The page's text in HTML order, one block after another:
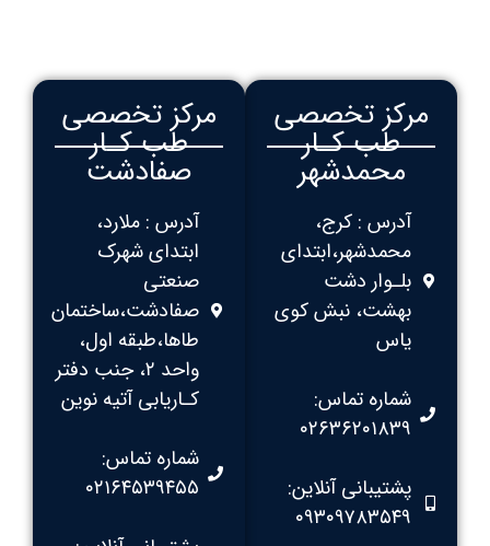
مرکز تخصصی
طب کـار
محمدشهر
آدرس : کرج،
محمدشهر،ابتدای
بلـوار دشت
بهشت، نبش کوی
یاس
شماره تماس:
۰۲۶۳۶۲۰۱۸۳۹
پشتیبانی آنلاین:
۰۹۳۰۹۷۸۳۵۴۹
مرکز تخصصی
طب کـار
صفادشت
آدرس : ملارد،
ابتدای شهرک
صنعتی
صفادشت،ساختمان
طاها،طبقه اول،
واحد ۲، جنب دفتر
کـاریابی آتیه نوین
شماره تماس:
۰۲۱۶۴۵۳۹۴۵۵